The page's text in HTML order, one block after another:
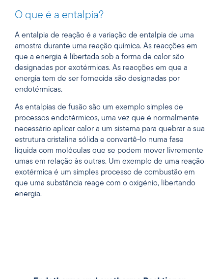
O que é a entalpia?
A entalpia de reação é a variação de entalpia de uma
amostra durante uma reação química. As reacções em
que a energia é libertada sob a forma de calor são
designadas por exotérmicas. As reacções em que a
energia tem de ser fornecida são designadas por
endotérmicas.
As entalpias de fusão são um exemplo simples de
processos endotérmicos, uma vez que é normalmente
necessário aplicar calor a um sistema para quebrar a sua
estrutura cristalina sólida e convertê-lo numa fase
líquida com moléculas que se podem mover livremente
umas em relação às outras. Um exemplo de uma reação
exotérmica é um simples processo de combustão em
que uma substância reage com o oxigénio, libertando
energia.